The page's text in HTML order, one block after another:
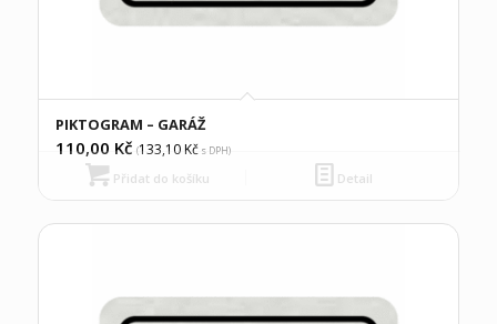
PIKTOGRAM – GARÁŽ
110,00 Kč (133,10Kčs DPH)
Přidat do košíku Detail